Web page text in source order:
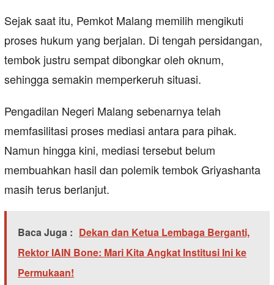
Sejak saat itu, Pemkot Malang memilih mengikuti
proses hukum yang berjalan. Di tengah persidangan,
tembok justru sempat dibongkar oleh oknum,
sehingga semakin memperkeruh situasi.
Pengadilan Negeri Malang sebenarnya telah
memfasilitasi proses mediasi antara para pihak.
Namun hingga kini, mediasi tersebut belum
membuahkan hasil dan polemik tembok Griyashanta
masih terus berlanjut.
Baca Juga : Dekan dan Ketua Lembaga Berganti,
Rektor IAIN Bone: Mari Kita Angkat Institusi Ini ke
Permukaan!